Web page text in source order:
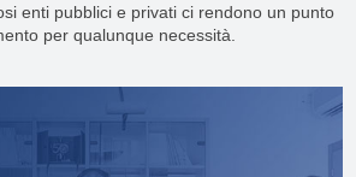
enti pubblici e privati ci rendono un punto
per qualunque necessità.